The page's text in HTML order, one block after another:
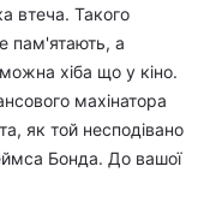
втеча. Такого
пам'ятають, а
хіба що у кіно.
махінатора
як той несподівано
Бонда. До вашої